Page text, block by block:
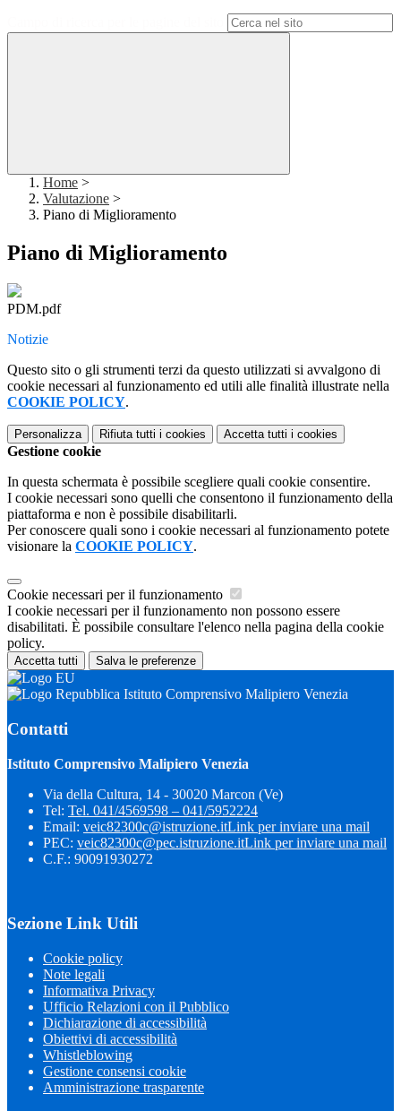
Home >
Valutazione >
Piano di Miglioramento
Piano di Miglioramento
PDM.pdf
Notizie
Questo sito o gli strumenti terzi da questo utilizzati si avvalgono di
cookie necessari al funzionamento ed utili alle finalità illustrate nella
COOKIE POLICY.
Personalizza Rifiuta tutti i cookies Accetta tutti i cookies
Gestione cookie
In questa schermata è possibile scegliere quali cookie consentire.
I cookie necessari sono quelli che consentono il funzionamento della
piattaforma e non è possibile disabilitarli.
Per conoscere quali sono i cookie necessari al funzionamento potete
visionare la COOKIE POLICY.
Cookie necessari per il funzionamento
I cookie necessari per il funzionamento non possono essere
disabilitati. È possibile consultare l'elenco nella pagina della cookie
policy.
Accetta tutti Salva le preferenze
Istituto Comprensivo Malipiero Venezia
Contatti
Istituto Comprensivo Malipiero Venezia
Via della Cultura, 14 - 30020 Marcon (Ve)
Tel: Tel. 041/4569598 – 041/5952224
Email: veic82300c@istruzione.itLink per inviare una mail
PEC: veic82300c@pec.istruzione.itLink per inviare una mail
C.F.: 90091930272
Sezione Link Utili
Cookie policy
Note legali
Informativa Privacy
Ufficio Relazioni con il Pubblico
Dichiarazione di accessibilità
Obiettivi di accessibilità
Whistleblowing
Gestione consensi cookie
Amministrazione trasparente